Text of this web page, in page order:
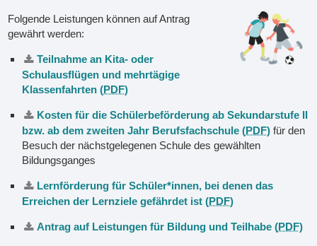
Folgende Leistungen können auf Antrag
gewährt werden:
Teilnahme an Kita- oder
Schulausflügen und mehrtägige
Klassenfahrten (PDF)
Kosten für die Schülerbeförderung ab Sekundarstufe II
bzw. ab dem zweiten Jahr Berufsfachschule (PDF)für den
Besuch der nächstgelegenen Schule des gewählten
Bildungsganges
Lernförderung für Schüler*innen, bei denen das
Erreichen der Lernziele gefährdet ist (PDF)
Antrag auf Leistungen für Bildung und Teilhabe (PDF)